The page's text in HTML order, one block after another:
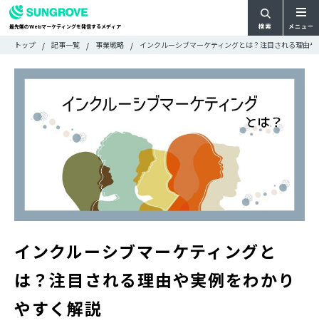
最先端のWebマーケティングを発信するメディア 検索 メニュー
カテゴリで探す
TAG
タグで探す
WRITER
ライターで探す
FEATURE
MOVIE
動画
DOCUMENT
お問い合わせ
広告掲載に関するお問い合わせ
検
検
トップ 記事一覧 事業戦略 インクルーシブマーケティングとは？注目される理由
インクルーシブマーケティングと
は？注目される理由や実例をわかり
やすく解説